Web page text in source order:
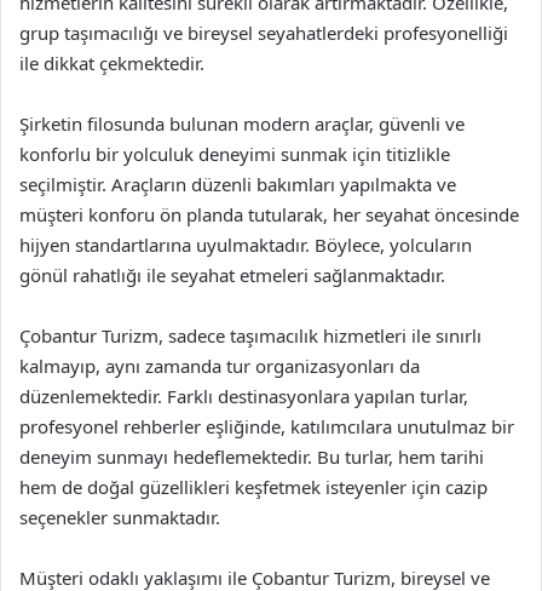
grup taşımacılığı ve bireysel seyahatlerdeki profesyonelliği
ile dikkat çekmektedir.
Şirketin filosunda bulunan modern araçlar, güvenli ve
konforlu bir yolculuk deneyimi sunmak için titizlikle
seçilmiştir. Araçların düzenli bakımları yapılmakta ve
müşteri konforu ön planda tutularak, her seyahat öncesinde
hijyen standartlarına uyulmaktadır. Böylece, yolcuların
gönül rahatlığı ile seyahat etmeleri sağlanmaktadır.
Çobantur Turizm, sadece taşımacılık hizmetleri ile sınırlı
kalmayıp, aynı zamanda tur organizasyonları da
düzenlemektedir. Farklı destinasyonlara yapılan turlar,
profesyonel rehberler eşliğinde, katılımcılara unutulmaz bir
deneyim sunmayı hedeflemektedir. Bu turlar, hem tarihi
hem de doğal güzellikleri keşfetmek isteyenler için cazip
seçenekler sunmaktadır.
Müşteri odaklı yaklaşımı ile Çobantur Turizm, bireysel ve